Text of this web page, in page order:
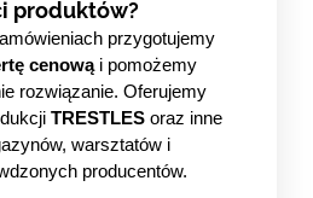
produktów?
przygotujemy
cenowąi pomożemy
rozwiązanie. Oferujemy
TRESTLES oraz inne
warsztatów i
producentów.